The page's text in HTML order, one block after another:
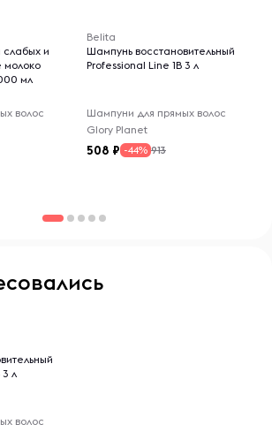
и
молоко
мл
волос
Belita
Шампунь восстановительный
Professional Line 1В 3 л
Шампуни для прямых волос
Glory Planet
508 -44% 913
3 л
волос